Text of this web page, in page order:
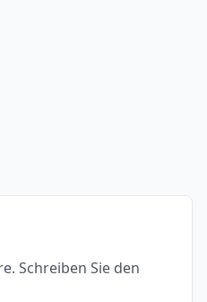
Schreiben Sie den